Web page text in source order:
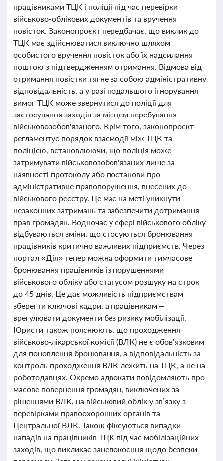
працівниками ТЦК і поліції під час перевірки
військово-облікових документів та вручення
повісток. Законопроєкт передбачає, що виклик до
ТЦК має здійснюватися виключно шляхом
особистого вручення повісток або їх надсилання
поштою з підтвердженням отримання. Відмова від
отримання повістки тягне за собою адміністративну
відповідальність, а у разі подальшого ігнорування
вимог ТЦК може звернутися до поліції для
застосування заходів за місцем перебування
військовозобов'язаного. Крім того, законопроєкт
регламентує порядок взаємодії між ТЦК та
поліцією, встановлюючи, що поліція може
затримувати військовозобов'язаних лише за
наявності протоколу або постанови про
адміністративне правопорушення, внесених до
військового реєстру. Це має на меті уникнути
незаконних затримань та забезпечити дотримання
прав громадян. Водночас у сфері військового обліку
відбуваються зміни, що стосуються бронювання
працівників критично важливих підприємств. Через
портал «Дія» тепер можна оформити тимчасове
бронювання працівників із порушеннями
військового обліку або статусом розшуку на строк
до 45 днів. Це дає можливість підприємствам
зберегти ключові кадри, а працівникам –
врегулювати документи без ризику мобілізації.
Юристи також пояснюють, що проходження
військово-лікарської комісії (ВЛК) не є обов’язковим
для поновлення бронювання, а відповідальність за
контроль проходження ВЛК лежить на ТЦК, а не на
роботодавцях. Окремо адвокати повідомляють про
масове повернення громадян, виключених за
рішеннями ВЛК, на військовий облік у зв’язку з
перевірками правоохоронних органів та
Центральної ВЛК. Також фіксуються випадки
нападів на працівників ТЦК під час мобілізаційних
заходів, що викликає занепокоєння щодо безпеки